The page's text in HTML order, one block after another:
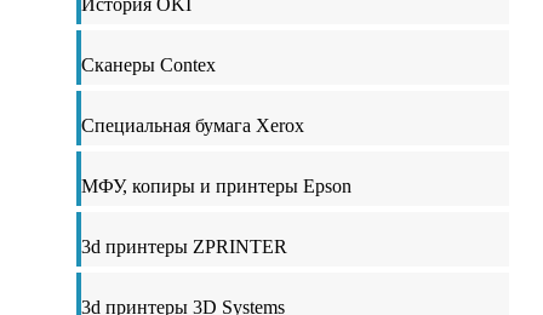
История OKI
Сканеры Contex
Специальная бумага Xerox
МФУ, копиры и принтеры Epson
3d принтеры ZPRINTER
3d принтеры 3D Systems